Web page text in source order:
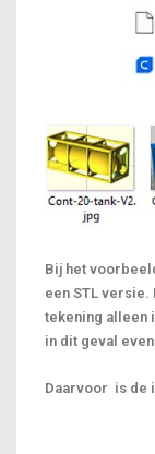
Bij het
een STL versie.
tekening alleen
in dit geval
Daarvoor is de